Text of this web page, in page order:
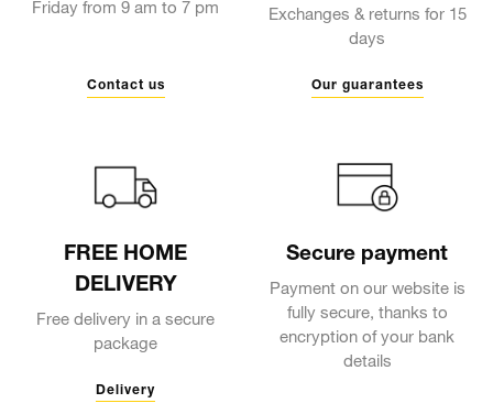
Friday from 9 am to 7 pm
Contact us
Exchanges & returns for 15
days
Our guarantees
FREE HOME
DELIVERY
Free delivery in a secure
package
Delivery
Secure payment
Payment on our website is
fully secure, thanks to
encryption of your bank
details